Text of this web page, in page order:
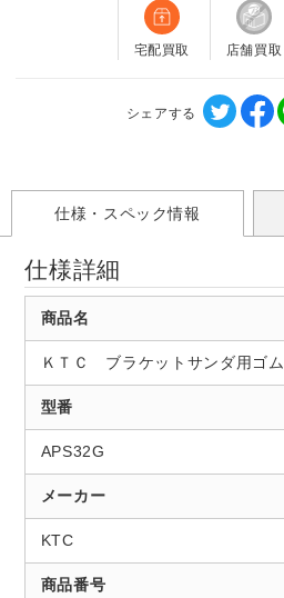
宅配買取 店舗買取
シェアする
仕様・スペック情報
仕様詳細
商品名
ＫＴＣ ブラケットサンダ用ゴ
型番
APS32G
メーカー
KTC
商品番号